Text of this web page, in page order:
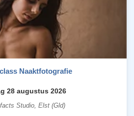
Naaktfotografie
28 augustus 2026
Studio, Elst (Gld)